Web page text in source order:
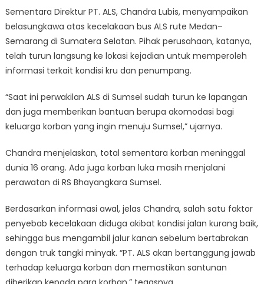
Sementara Direktur PT. ALS, Chandra Lubis, menyampaikan
belasungkawa atas kecelakaan bus ALS rute Medan–
Semarang di Sumatera Selatan. Pihak perusahaan, katanya,
telah turun langsung ke lokasi kejadian untuk memperoleh
informasi terkait kondisi kru dan penumpang.
“Saat ini perwakilan ALS di Sumsel sudah turun ke lapangan
dan juga memberikan bantuan berupa akomodasi bagi
keluarga korban yang ingin menuju Sumsel,” ujarnya.
Chandra menjelaskan, total sementara korban meninggal
dunia 16 orang. Ada juga korban luka masih menjalani
perawatan di RS Bhayangkara Sumsel.
Berdasarkan informasi awal, jelas Chandra, salah satu faktor
penyebab kecelakaan diduga akibat kondisi jalan kurang baik,
sehingga bus mengambil jalur kanan sebelum bertabrakan
dengan truk tangki minyak. “PT. ALS akan bertanggung jawab
terhadap keluarga korban dan memastikan santunan